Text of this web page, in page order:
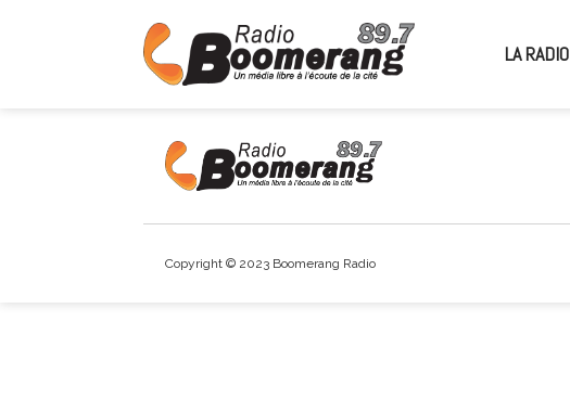
LA RADIO
Copyright © 2023 Boomerang Radio